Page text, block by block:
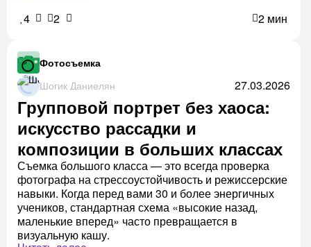
4
2 2 мин
Фотосъемка
Шогик Даниелян
27.03.2026
Групповой портрет без хаоса:
искусство рассадки и
композиции в больших классах
Съемка большого класса — это всегда проверка
фотографа на стрессоустойчивость и режиссерские
навыки. Когда перед вами 30 и более энергичных
учеников, стандартная схема «высокие назад,
маленькие вперед» часто превращается в
визуальную кашу.